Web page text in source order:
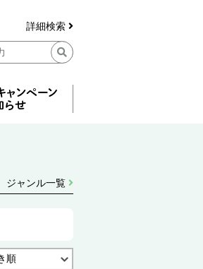
詳細検索
ジャンル一覧